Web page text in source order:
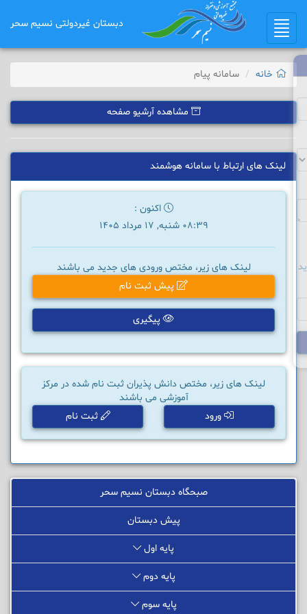
Toggle
navigation
دبستان غیردولتی نسیم سحر
خانه سامانه پیام
مشاهده آرشیو صفحه
لینک های ارتباط با سامانه هوشمند
اکنون :
08:39 شنبه, 17 مرداد 1405
لینک های زیر، مختص ورودی های جدید می باشند
پیش ثبت نام
پیگیری
لینک های زیر، مختص دانش پذیران ثبت نام شده در مرکز
آموزشی می باشند
ورود
ثبت نام
صبحگاه دبستان نسیم سحر
پیش دبستان
پایه اول
پایه دوم
پایه سوم